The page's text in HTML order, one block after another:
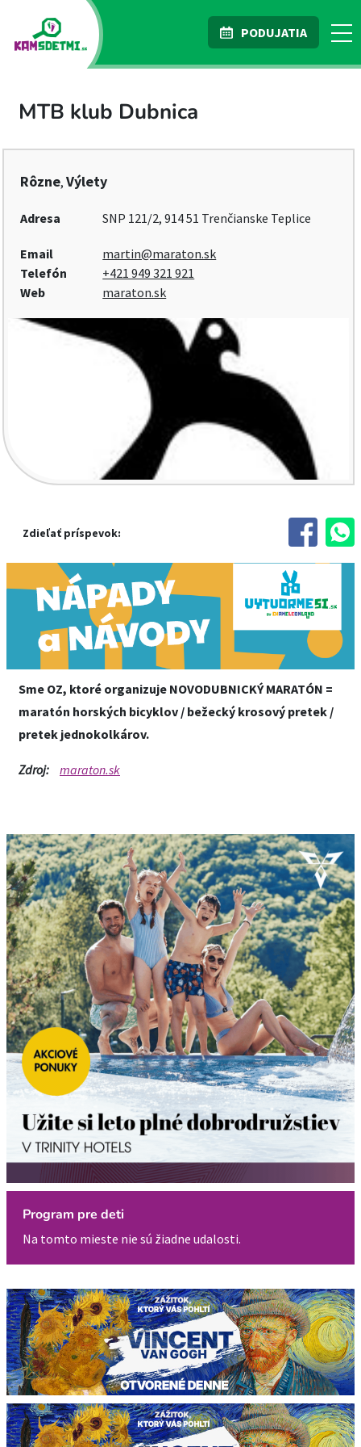
PODUJATIA
MTB klub Dubnica
Rôzne, Výlety
Adresa SNP 121/2, 914 51 Trenčianske Teplice
Email
martin@maraton.sk
Telefón
+421 949 321 921
Web
maraton.sk
Zdieľať príspevok:
Sme OZ, ktoré organizuje NOVODUBNICKÝ MARATÓN =
maratón horských bicyklov / bežecký krosový pretek /
pretek jednokolkárov.
Zdroj: maraton.sk
Program pre deti
Na tomto mieste nie sú žiadne udalosti.